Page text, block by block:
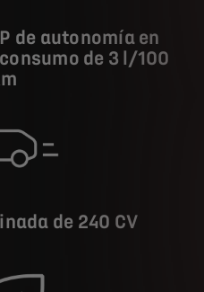
de autonomía en
de 3 l/100
de 240 CV